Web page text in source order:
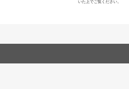
いた上でご覧ください。